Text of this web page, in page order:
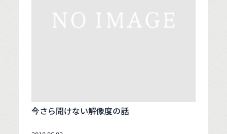
今さら聞けない解像度の話